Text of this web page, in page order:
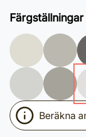
Färgställningar
Beräkna